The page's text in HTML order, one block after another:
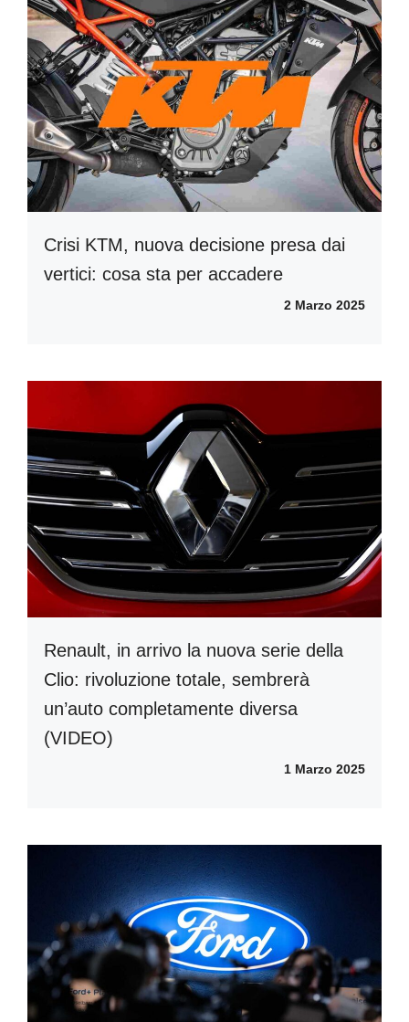
Crisi KTM, nuova decisione presa dai
vertici: cosa sta per accadere
2 Marzo 2025
Renault, in arrivo la nuova serie della
Clio: rivoluzione totale, sembrerà
un’auto completamente diversa
(VIDEO)
1 Marzo 2025